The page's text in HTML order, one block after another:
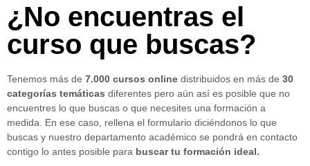
¿No encuentras el
curso que buscas?
Tenemos más de 7.000 cursos online distribuidos en más de 30
categorías temáticas diferentes pero aún así es posible que no
encuentres lo que buscas o que necesites una formación a
medida. En ese caso, rellena el formulario diciéndonos lo que
buscas y nuestro departamento académico se pondrá en contacto
contigo lo antes posible para buscar tu formación ideal.